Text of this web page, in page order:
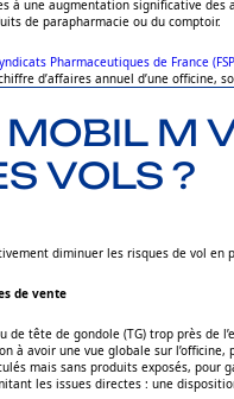
à une augmentation significative des
de parapharmacie ou du comptoir.
Pharmaceutiques de France
d’affaires annuel d’une officine,
M
VOLS ?
diminuer les risques de vol en
de vente
de tête de gondole (TG) trop près de
à avoir une vue globale sur
mais sans produits exposés,
les issues directes : une